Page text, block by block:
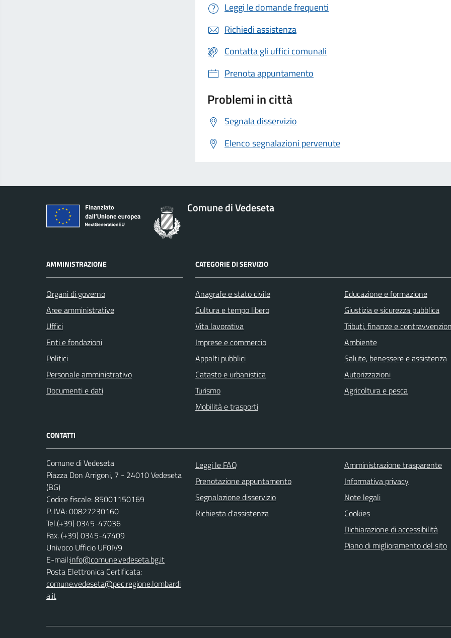
Leggi le domande frequenti
Richiedi assistenza
Contatta gli uffici comunali
Prenota appuntamento
Problemi in città
Segnala disservizio
Elenco segnalazioni pervenute
Comune di Vedeseta
AMMINISTRAZIONE
Organi di governo
Aree amministrative
Uffici
Enti e fondazioni
Politici
Personale amministrativo
Documenti e dati
CATEGORIE DI SERVIZIO
Anagrafe e stato civile
Cultura e tempo libero
Vita lavorativa
Imprese e commercio
Appalti pubblici
Catasto e urbanistica
Turismo
Mobilità e trasporti
Educazione e formazione
Giustizia e sicurezza pubblica
Tributi, finanze e
Ambiente
Salute, benessere e assistenza
Autorizzazioni
Agricoltura e pesca
CONTATTI
Comune di Vedeseta
Piazza Don Arrigoni, 7 - 24010 Vedeseta
(BG)
Codice fiscale: 85001150169
P. IVA: 00827230160
Tel.(+39) 0345-47036
Fax. (+39) 0345-47409
Univoco Ufficio UF0IV9
E-mail:info@comune.vedeseta.bg.it
Posta Elettronica Certificata:
comune.vedeseta@pec.regione.lombardi
a.it
Leggi le FAQ
Prenotazione appuntamento
Segnalazione disservizio
Richiesta d'assistenza
Amministrazione trasparente
Informativa privacy
Note legali
Cookies
Dichiarazione di accessibilità
Piano di miglioramento del sito